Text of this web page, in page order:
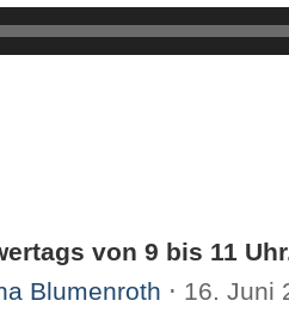
von 9 bis 11
Blumenroth ⋅ 16. Juni